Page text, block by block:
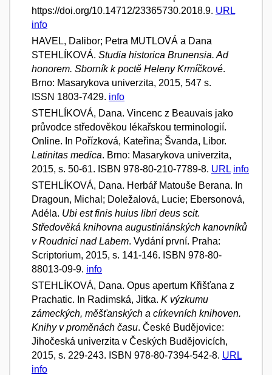
https://doi.org/10.14712/23365730.2018.9. URL
info
HAVEL, Dalibor; Petra MUTLOVÁ a Dana
STEHLÍKOVÁ. Studia historica Brunensia. Ad
honorem. Sborník k poctě Heleny Krmíčkové.
Brno: Masarykova univerzita, 2015, 547 s.
ISSN 1803-7429. info
STEHLÍKOVÁ, Dana. Vincenc z Beauvais jako
průvodce středověkou lékařskou terminologií.
Online. In Pořízková, Kateřina; Švanda, Libor.
Latinitas medica. Brno: Masarykova univerzita,
2015, s. 50-61. ISBN 978-80-210-7789-8. URL info
STEHLÍKOVÁ, Dana. Herbář Matouše Berana. In
Dragoun, Michal; Doležalová, Lucie; Ebersonová,
Adéla. Ubi est finis huius libri deus scit.
Středověká knihovna augustiniánských kanovníků
v Roudnici nad Labem. Vydání první. Praha:
Scriptorium, 2015, s. 141-146. ISBN 978-80-
88013-09-9. info
STEHLÍKOVÁ, Dana. Opus apertum Křišťana z
Prachatic. In Radimská, Jitka. K výzkumu
zámeckých, měšťanských a církevních knihoven.
Knihy v proměnách času. České Budějovice:
Jihočeská univerzita v Českých Budějovicích,
2015, s. 229-243. ISBN 978-80-7394-542-8. URL
info